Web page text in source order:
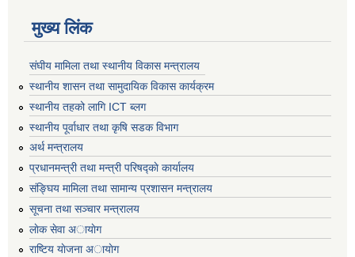
मुख्य लिंक
संघीय मामिला तथा स्थानीय विकास मन्त्रालय
स्थानीय शासन तथा सामुदायिक विकास कार्यक्रम
स्थानीय तहको लागि ICT ब्लग
स्थानीय पूर्वाधार तथा कृषि सडक विभाग
अर्थ मन्त्रालय
प्रधानमन्त्री तथा मन्त्री परिषद्काे कार्यालय
संङ्घिय मामिला तथा सामान्य प्रशासन मन्त्रालय
सूचना तथा सञ्चार मन्त्रालय
लाेक सेवा अायाेग
राष्टिय याेजना अायाेग